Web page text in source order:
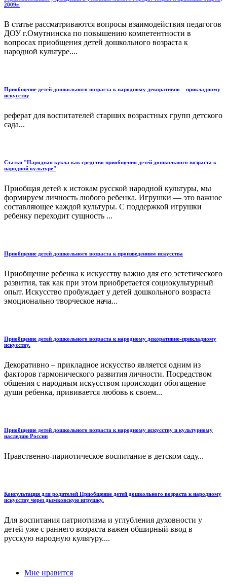
2009г.
В статье рассматриваются вопросы взаимодействия педагогов
ДОУ г.Омутнинска по повышению компетентности в
вопросах приобщения детей дошкольного возраста к
народной культуре....
Приобщение детей дошкольного возраста к народному декоративно – прикладному
искусству
реферат для воспитателей старших возрастных групп детского
сада...
Статья "Народная кукла как средство приобщения детей дошкольного возраста к
народной культуре"
Приобщая детей к истокам русской народной культуры, мы
формируем личность любого ребенка. Игрушки — это важное
составляющее каждой культуры. С поддержкой игрушки
ребенку переходит сущность ...
Приобщение детей дошкольного возраста к произведениям искусства
Приобщение ребенка к искусству важно для его эстетического
развития, так как при этом приобретается социокультурный
опыт. Искусство пробуждает у детей дошкольного возраста
эмоционально творческое нача...
Приобщение детей дошкольного возраста к народному декоративно-прикладному
искусству.
Декоративно – прикладное искусство является одним из
факторов гармонического развития личности. Посредством
общения с народным искусством происходит обогащение
души ребенка, прививается любовь к своем...
Приобщение детей дошкольного возраста к народному искусству и культурному
наследию России
Нравственно-париотическое воспитание в детском саду...
Консультация для родителей Приобщение детей дошкольного возраста к народному
искусству через дымковскую игрушку.
Для воспитания патриотизма и углубления духовности у
детей уже с раннего возраста важен обширный ввод в
русскую народную культуру....
Мне нравится